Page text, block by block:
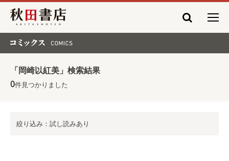
秋田書店
「岡崎以紅美」検索結果
0件見つかりました
絞り込み：試し読みあり